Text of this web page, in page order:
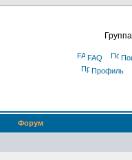
FAQ
Профиль
Форум